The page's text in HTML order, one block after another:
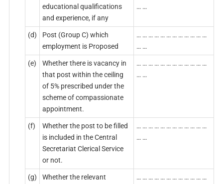
educational qualifications
and experience, if any
… …
(d)
Post (Group C) which
employment is Proposed
… … … … … … … … … … … …
… …
(e)
Whether there is vacancy in
that post within the ceiling
of 5% prescribed under the
scheme of compassionate
appointment.
… … … … … … … … … … … …
… …
(f)
Whether the post to be filled
is included in the Central
Secretariat Clerical Service
or not.
… … … … … … … … … … … …
… …
(g)
Whether the relevant
… … … … … … … … … … … …